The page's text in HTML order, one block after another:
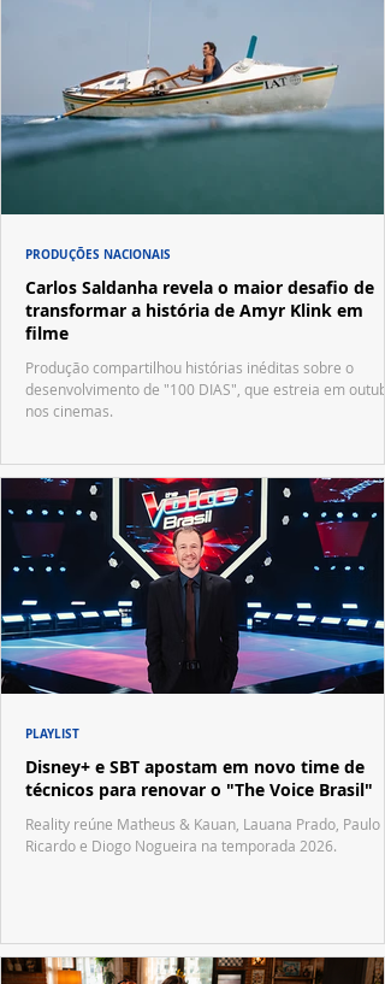
Carlos Saldanha revela o maior desafio de
transformar a história de Amyr Klink em
filme
Produção compartilhou histórias inéditas sobre o
desenvolvimento de "100 DIAS", que estreia em
nos cinemas.
PRODUÇÕES NACIONAIS
Disney+ e SBT apostam em novo time de
técnicos para renovar o "The Voice Brasil"
Reality reúne Matheus & Kauan, Lauana Prado, Paulo
Ricardo e Diogo Nogueira na temporada 2026.
PLAYLIST